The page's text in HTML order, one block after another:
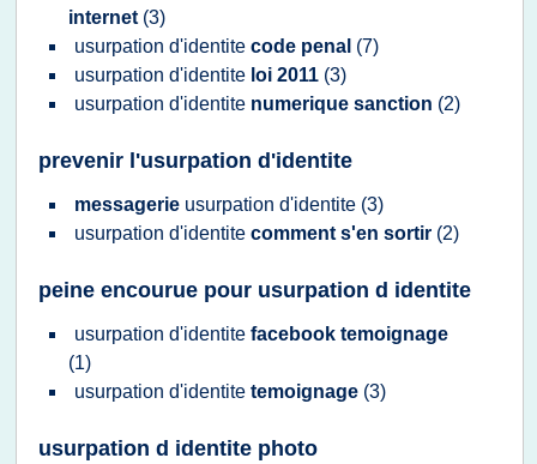
internet (3)
usurpation d'identite code penal (7)
usurpation d'identite loi 2011 (3)
usurpation d'identite numerique sanction (2)
prevenir l'usurpation d'identite
messagerie usurpation d'identite (3)
usurpation d'identite comment s'en sortir (2)
peine encourue pour usurpation d identite
usurpation d'identite facebook temoignage
(1)
usurpation d'identite temoignage (3)
usurpation d identite photo